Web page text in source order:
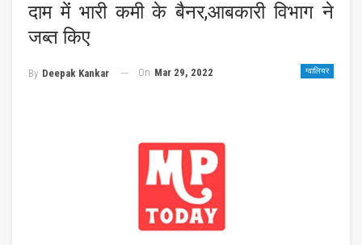
दाम मेंं भारी कमी के बैनर,आबकारी विभाग ने
जब्त किए
ग्वालियर
By Deepak Kankar On Mar 29, 2022